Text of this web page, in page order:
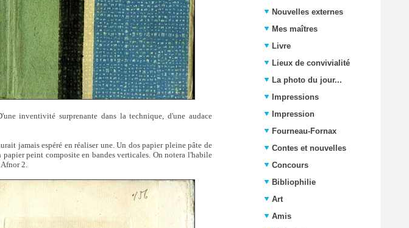
inventivité surprenante dans la technique, d'une audace
jamais espéré en réaliser une. Un dos papier pleine pâte de
peint composite en bandes verticales. On notera l'habile
2.
Nouvelles externes
Mes maîtres
Livre
Lieux de convivialité
La photo du jour...
Impressions
Impression
Fourneau-Fornax
Contes et nouvelles
Concours
Bibliophilie
Art
Amis